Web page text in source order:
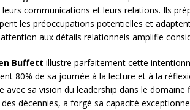
communications et leurs relations. Ils
les préoccupations potentielles et
aux détails relationnels amplifie
Buffett illustre parfaitement cette
80% de sa journée à la lecture et à la
avec sa vision du leadership dans le domaine
décennies, a forgé sa capacité